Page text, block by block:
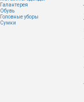
Галантерея
Обувь
Головные уборы
Сумки